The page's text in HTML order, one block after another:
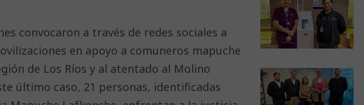
convocaron a través de redes sociales a
en apoyo a comuneros mapuche
de Los Ríos y al atentado al Molino
último caso, 21 personas, identificadas